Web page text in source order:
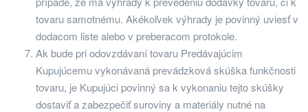
tovaru samotnému. Akékoľvek výhrady je povinný uviesť v
dodacom liste alebo v preberacom protokole.
Ak bude pri odovzdávaní tovaru Predávajúcim
Kupujúcemu vykonávaná prevádzková skúška funkčnosti
tovaru, je Kupujúci povinný sa k vykonaniu tejto skúšky
dostaviť a zabezpečiť suroviny a materiály nutné na